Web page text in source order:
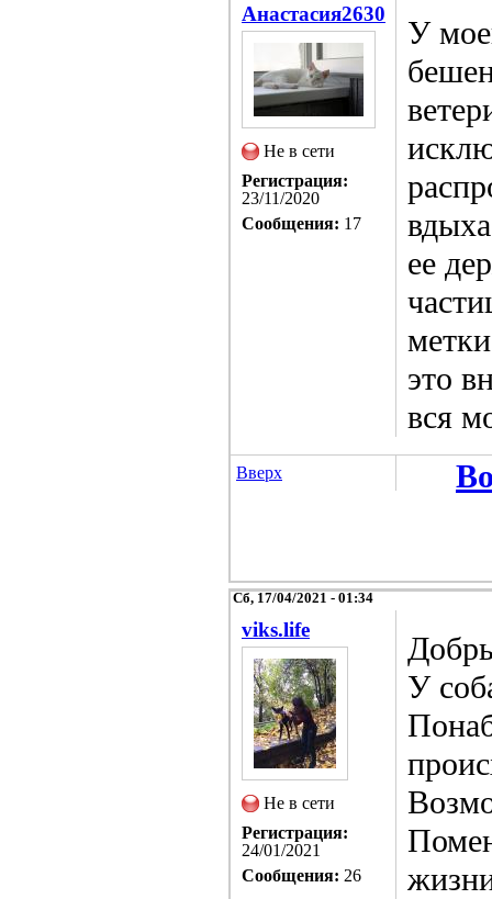
Анастасия2630
Не в сети
Регистрация:
23/11/2020
Сообщения: 17
У
ее
это
вся
Вверх
Сб, 17/04/2021 - 01:34
viks.life
Не в сети
Регистрация:
24/01/2021
Сообщения: 26
У